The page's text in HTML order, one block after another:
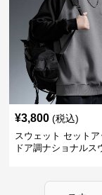
¥3,800 (税込)
スウェット セットア
ドア調ナショナルス